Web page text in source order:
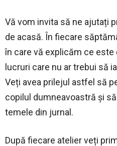
Vă vom invita să ne ajutați
de acasă. În fiecare
în care vă explicăm ce
lucruri care nu ar trebui să
Veți avea prilejul astfel să
copilul dumneavoastră și
temele din jurnal.
După fiecare atelier veți